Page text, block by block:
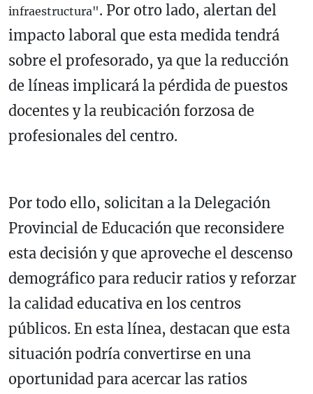
infraestructura". Por otro lado, alertan del
impacto laboral que esta medida tendrá
sobre el profesorado, ya que la reducción
de líneas implicará la pérdida de puestos
docentes y la reubicación forzosa de
profesionales del centro.
Por todo ello, solicitan a la Delegación
Provincial de Educación que reconsidere
esta decisión y que aproveche el descenso
demográfico para reducir ratios y reforzar
la calidad educativa en los centros
públicos. En esta línea, destacan que esta
situación podría convertirse en una
oportunidad para acercar las ratios